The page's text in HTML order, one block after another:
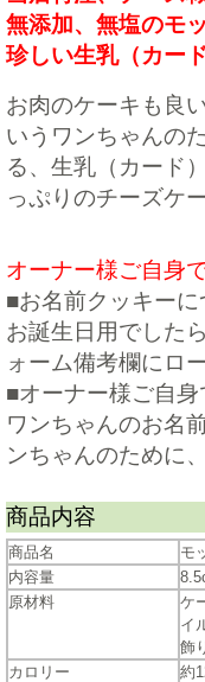
無添加、無塩のモ
珍しい生乳（カー
お肉のケーキも良
いうワンちゃんの
る、生乳（カード
っぷりのチーズケ
オーナー様ご自身
■お名前クッキーに
お誕生日用でした
ォーム備考欄にロ
■オーナー様ご自
ワンちゃんのお名
ンちゃんのために
商品内容
商品名
モ
内容量
原材料
ケ
イ
飾
カロリー
約